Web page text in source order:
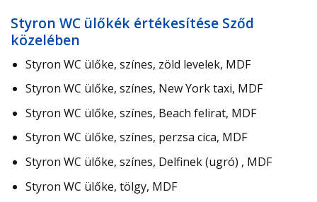
Styron WC ülőkék értékesítése Sződ
közelében
Styron WC ülőke, színes, zöld levelek, MDF
Styron WC ülőke, színes, New York taxi, MDF
Styron WC ülőke, színes, Beach felirat, MDF
Styron WC ülőke, színes, perzsa cica, MDF
Styron WC ülőke, színes, Delfinek (ugró) , MDF
Styron WC ülőke, tölgy, MDF